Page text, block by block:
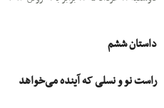
داستان ششم
راست نو و نسلی که آینده می‌خواهد